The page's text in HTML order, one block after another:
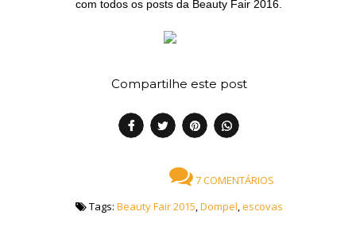
com todos os posts da Beauty Fair 2016.
Compartilhe este post
7 COMENTÁRIOS
Tags: Beauty Fair 2015,Dompel,escovas